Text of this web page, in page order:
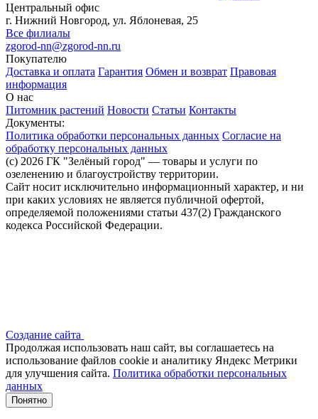
Центральный офис
г. Нижний Новгород, ул. Яблоневая, 25
Все филиалы
zgorod-nn@zgorod-nn.ru
Покупателю
Доставка и оплата Гарантия Обмен и возврат Правовая
информация
О нас
Питомник растений Новости Статьи Контакты
Документы:
Политика обработки персональных данных Согласие на
обработку персональных данных
(c) 2026 ГК "Зелёный город" — товары и услуги по
озеленению и благоустройству территории.
Сайт носит исключительно информационный характер, и ни
при каких условиях не является публичной офертой,
определяемой положениями статьи 437(2) Гражданского
кодекса Российской Федерации.
Создание сайта
Продолжая использовать наш сайт, вы соглашаетесь на
использование файлов сооkіе и аналитику Яндекс Метрики
для улучшения сайта. Политика обработки персональных
данных
Понятно